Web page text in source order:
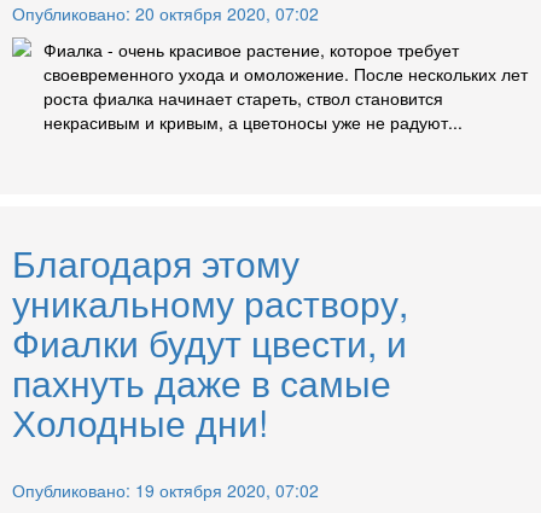
Опубликовано: 20 октября 2020, 07:02
Фиалка - очень красивое растение, которое требует
своевременного ухода и омоложение. После нескольких лет
роста фиалка начинает стареть, ствол становится
некрасивым и кривым, а цветоносы уже не радуют...
Благодаря этому
уникальному раствору,
Фиалки будут цвести, и
пахнуть даже в самые
Холодные дни!
Опубликовано: 19 октября 2020, 07:02